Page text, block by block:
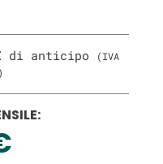
di anticipo
(IVA